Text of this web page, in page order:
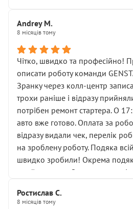
Для людини, яка хоча б трохи
це звучить як мінімум
спроба продати дорогий вузол
ущільнювачів.
Що прикро — це не перший мій
вас стартер, і тоді сервіс наче
враження. Але згодом знайшов
лобовим склом. Мені пояснили,
відкручували”, і попросили не
новий власник, не застяг в полі))
Але після нинішнього візиту
здаються дрібницями.
Я — клієнт, який працює на
Хотілося б більше:
• належної уваги до авто
Andrey M.
8 місяців тому
Чітко, швидко та професійно!
описати роботу команди
Зранку через колл-центр
трохи раніше і відразу
потрібен ремонт стартера. О
авто вже готово. Оплата за
відразу видали чек, перелік
на зроблену роботу. Подяка
швидко зробили! Окрема
приймальнику Олександру: всі
звертатися до цього автосервісу.
Ростислав С.
8 місяців тому